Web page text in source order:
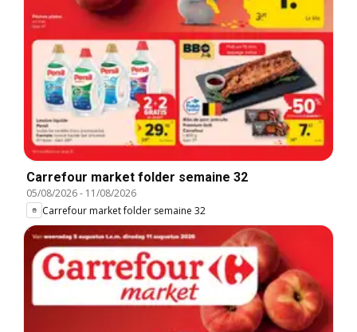
Carrefour market folder semaine 32
05/08/2026- 11/08/2026
Carrefour market folder semaine 32